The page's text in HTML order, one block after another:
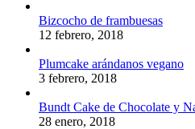
Bizcocho de frambuesas
12 febrero, 2018
Plumcake arándanos vegano
3 febrero, 2018
Bundt Cake de Chocolate y
28 enero, 2018